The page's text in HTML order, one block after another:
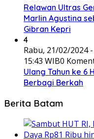
Relawan Ultras
Marlin Agustina
Gibran Kepri
4
Rabu, 21/02/2024
15:43 WIB0
Ulang Tahun ke 6
Berbagi Berkah
Berita Batam